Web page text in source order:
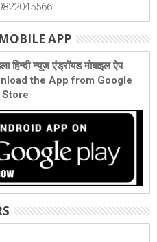
APP
हिन्दी न्यूज एंड्रॉयड मोबाइल ऐप
the App from Google
Store